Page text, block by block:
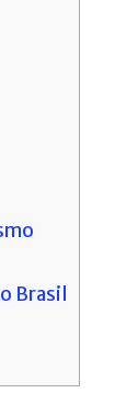
Brasil